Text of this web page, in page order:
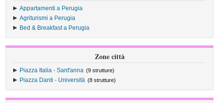
Appartamenti a Perugia
Agriturismi a Perugia
Bed & Breakfast a Perugia
Zone città
Piazza Italia - Sant'anna (9 strutture)
Piazza Danti - Università (8 strutture)